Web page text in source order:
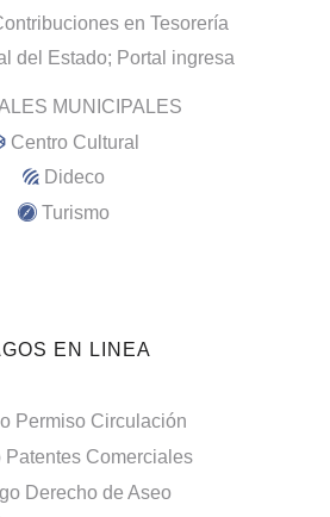
en Tesorería
del Estado; Portal ingresa
MUNICIPALES
Centro Cultural
Dideco
Turismo
EN LINEA
Permiso Circulación
Patentes Comerciales
Derecho de Aseo